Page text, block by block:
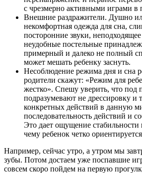
с чрезмерно активными играми в
Внешние раздражители. Душно
некомфортная одежда для сна,
посторонние звуки,
неудобные постельные
примерный и далеко не полный
может мешать ребенку заснуть.
Несоблюдение режима дня и сна
родители скажут: «Режим для
жестко». Спешу уверить, что под
подразумевают не дрессировку и
конкретных действий в данную
последовательность действий и
Это дает ощущение стабильности
чему ребенок четко
Например, сейчас утро, а утром мы
зубы. Потом достаем уже поспавшие
совсем скоро пойдем на первую